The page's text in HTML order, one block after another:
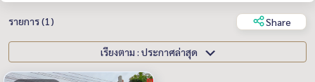
รายการ (1) Share
เรียงตาม : ประกาศล่าสุด